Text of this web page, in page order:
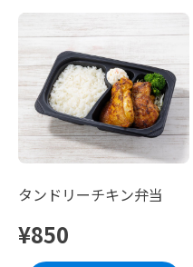
タンドリーチキン弁当
¥850